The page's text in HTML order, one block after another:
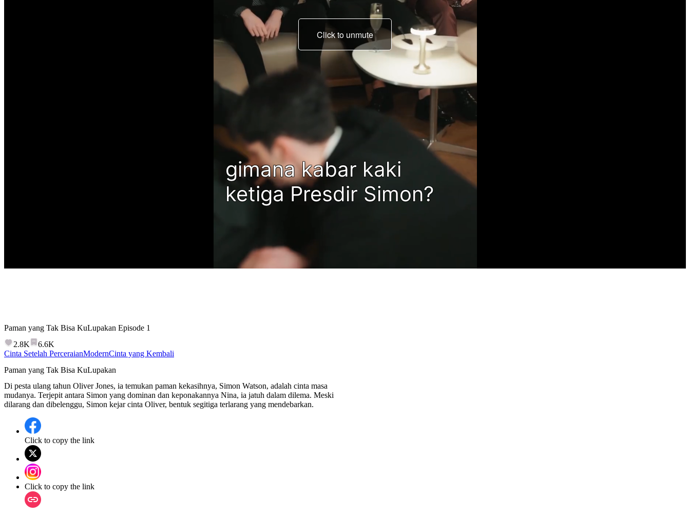
Click to unmute
Paman yang Tak Bisa KuLupakan Episode 1
2.8K
6.6K
Cinta Setelah PerceraianModernCinta yang Kembali
Paman yang Tak Bisa KuLupakan
Di pesta ulang tahun Oliver Jones, ia temukan paman kekasihnya, Simon Watson, adalah cinta masa
mudanya. Terjepit antara Simon yang dominan dan keponakannya Nina, ia jatuh dalam dilema. Meski
dilarang dan dibelenggu, Simon kejar cinta Oliver, bentuk segitiga terlarang yang mendebarkan.
Click to copy the link
Click to copy the link